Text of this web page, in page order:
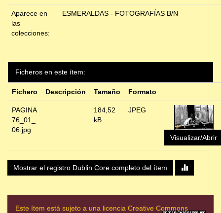
Aparece en
las
colecciones:
ESMERALDAS - FOTOGRAFÍAS B/N
Ficheros en este ítem:
Fichero Descripción Tamaño Formato
PAGINA
76_01_
06.jpg
184,52
kB
JPEG
Visualizar/Abrir
Mostrar el registro Dublin Core completo del ítem
Este ítem está sujeto a una licencia Creative Commons